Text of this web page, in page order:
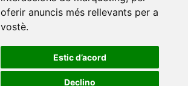
oferir anuncis més rellevants per a
vostè.
Estic d’acord
Declino
Oberta de Catalunya •Universitat
Domitia
•
Universitat Politècnica de
Universitat Politècnica de València
Fabra•Universitat Ramon Llull
i Virgili
•Universitat de Sàsser
València
•Universitat de Vic -